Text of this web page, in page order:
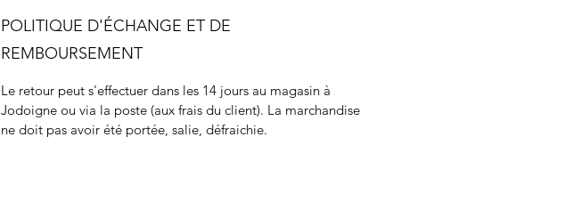
POLITIQUE D'ÉCHANGE ET DE
REMBOURSEMENT
Le retour peut s'effectuer dans les 14 jours au magasin à
Jodoigne ou via la poste (aux frais du client). La marchandise
ne doit pas avoir été portée, salie, défraichie.